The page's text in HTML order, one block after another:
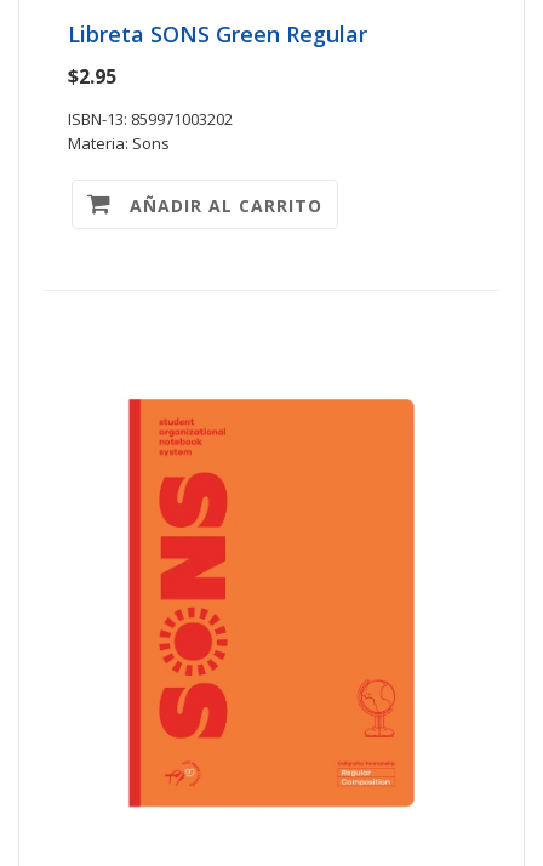
Libreta SONS Green Regular
$2.95
ISBN-13: 859971003202
Materia: Sons
AÑADIR AL CARRITO